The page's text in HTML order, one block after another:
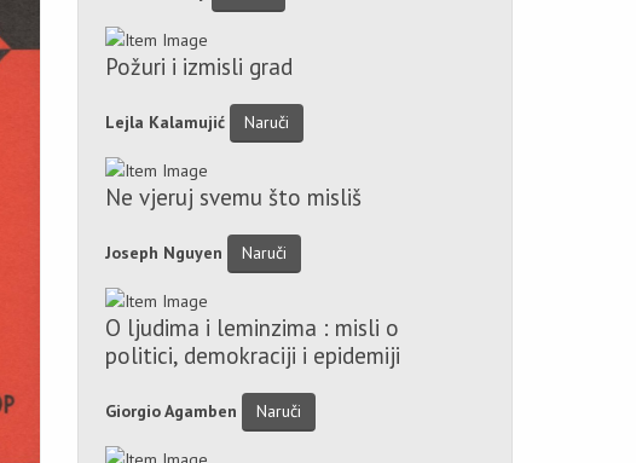
Požuri i izmisli grad
Lejla Kalamujić Naruči
Ne vjeruj svemu što misliš
Joseph Nguyen Naruči
O ljudima i leminzima : misli o
politici, demokraciji i epidemiji
Giorgio Agamben Naruči